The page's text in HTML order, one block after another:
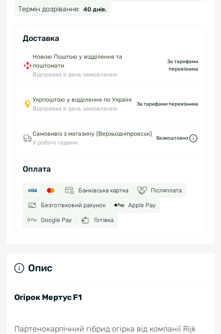
Термін дозрівання: 40 днів.
Доставка
Новою Поштою у відділення та
поштомати
Відправка в день замовлення
За тарифами
перевізника
Укрпоштою у відділення по Україні
Відправка в день замовлення
За тарифами перевізника
Самовивіз з магазину (Верхьодніпровськ)
У робочі години
Безкоштовно
Оплата
Банківська картка Післяплата
Безготівковий рахунок Apple Pay
Google Pay Готівка
Опис
Огірок Мертус F1
Партенокарпічний гібрид огірка від компанії Rijk